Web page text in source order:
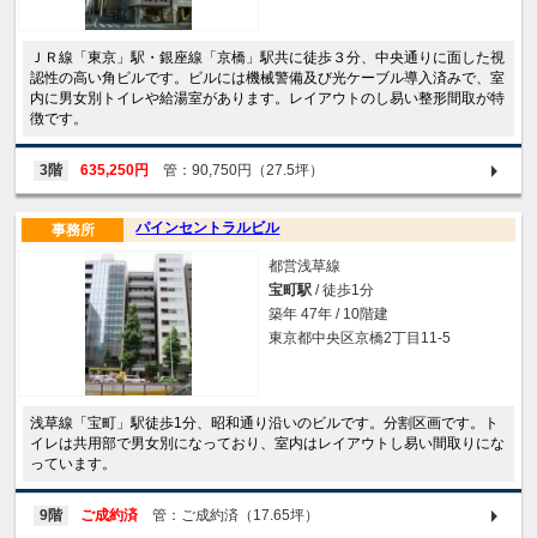
ＪＲ線「東京」駅・銀座線「京橋」駅共に徒歩３分、中央通りに面した視
認性の高い角ビルです。ビルには機械警備及び光ケーブル導入済みで、室
内に男女別トイレや給湯室があります。レイアウトのし易い整形間取が特
徴です。
3階 635,250円 管：90,750円（27.5坪）
パインセントラルビル
事務所
都営浅草線
宝町駅 / 徒歩1分
築年 47年 / 10階建
東京都中央区京橋2丁目11-5
浅草線「宝町」駅徒歩1分、昭和通り沿いのビルです。分割区画です。ト
イレは共用部で男女別になっており、室内はレイアウトし易い間取りにな
っています。
9階 ご成約済 管：ご成約済（17.65坪）